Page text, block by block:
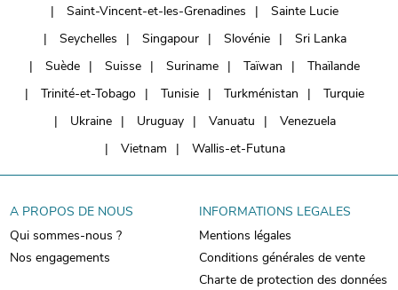
Saint-Vincent-et-les-Grenadines
Sainte Lucie
Seychelles
Singapour Slovénie
Sri Lanka
Suède
Suisse Suriname Taïwan
Thaïlande
Trinité-et-Tobago
Tunisie Turkménistan
Turquie
Ukraine
Uruguay Vanuatu
Venezuela
Vietnam
Wallis-et-Futuna
A PROPOS DE NOUS
Qui sommes-nous ?
Nos engagements
INFORMATIONS LEGALES
Mentions légales
Conditions générales de vente
Charte de protection des données